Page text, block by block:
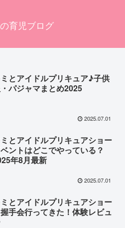
育児ブログ
とアイドルプリキュア♪子供
パジャマまとめ2025
2025.07.01
とアイドルプリキュアショー
ントはどこでやっている？
年8月最新
2025.07.01
とアイドルプリキュアショー
手会行ってきた！体験レビュ